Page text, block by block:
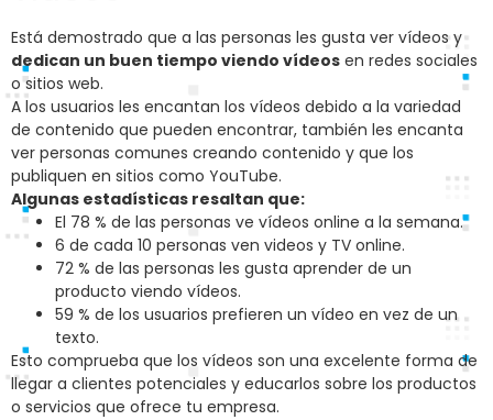
Está demostrado que a las personas les gusta ver vídeos y
dedican un buen tiempo viendo vídeos en redes sociales
o sitios web.
A los usuarios les encantan los vídeos debido a la variedad
de contenido que pueden encontrar, también les encanta
ver personas comunes creando contenido y que los
publiquen en sitios como YouTube.
Algunas estadísticas resaltan que:
El 78 % de las personas ve vídeos online a la semana.
6 de cada 10 personas ven videos y TV online.
72 % de las personas les gusta aprender de un
producto viendo vídeos.
59 % de los usuarios prefieren un vídeo en vez de un
texto.
Esto comprueba que los vídeos son una excelente forma de
llegar a clientes potenciales y educarlos sobre los productos
o servicios que ofrece tu empresa.